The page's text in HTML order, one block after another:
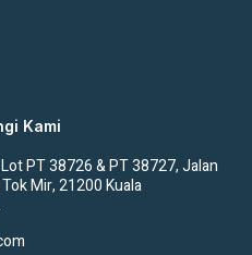
Kami
PT 38726 & PT 38727, Jalan
Mir, 21200 Kuala